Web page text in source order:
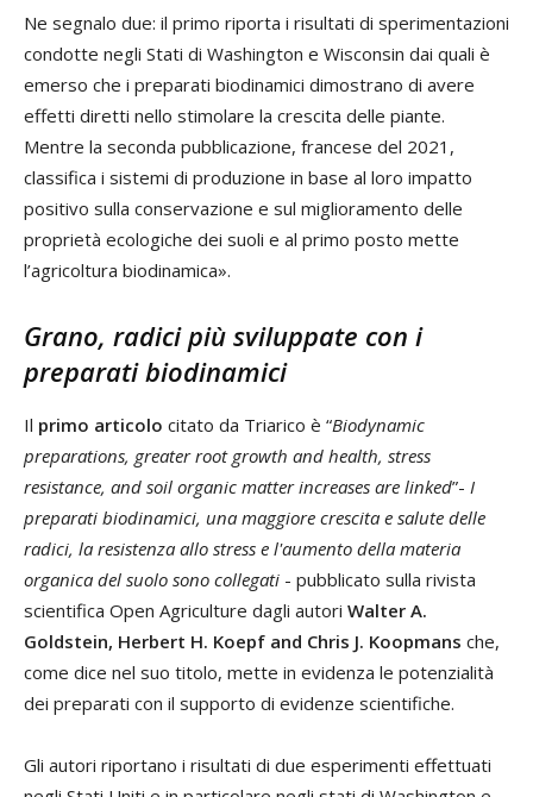
Ne segnalo due: il primo riporta i risultati di sperimentazioni
condotte negli Stati di Washington e Wisconsin dai quali è
emerso che i preparati biodinamici dimostrano di avere
effetti diretti nello stimolare la crescita delle piante.
Mentre la seconda pubblicazione, francese del 2021,
classifica i sistemi di produzione in base al loro impatto
positivo sulla conservazione e sul miglioramento delle
proprietà ecologiche dei suoli e al primo posto mette
l’agricoltura biodinamica».
Grano, radici più sviluppate con i
preparati biodinamici
Il primo articolo citato da Triarico è “Biodynamic
preparations, greater root growth and health, stress
resistance, and soil organic matter increases are linked”- I
preparati biodinamici, una maggiore crescita e salute delle
radici, la resistenza allo stress e l'aumento della materia
organica del suolo sono collegati - pubblicato sulla rivista
scientifica Open Agriculture dagli autori Walter A.
Goldstein, Herbert H. Koepf and Chris J. Koopmans che,
come dice nel suo titolo, mette in evidenza le potenzialità
dei preparati con il supporto di evidenze scientifiche.
Gli autori riportano i risultati di due esperimenti effettuati